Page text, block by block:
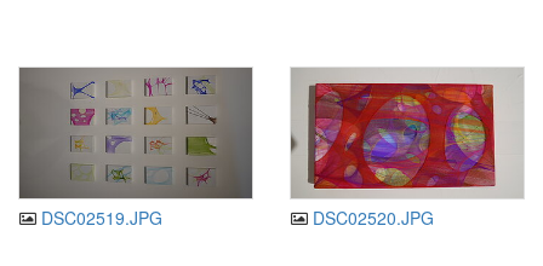
DSC02519.JPG DSC02520.JPG